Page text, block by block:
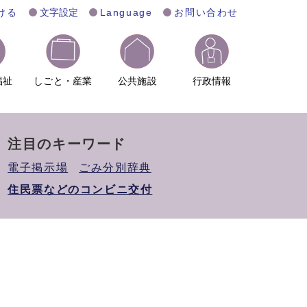
る 文字設定 Language お問い合わせ
祉 しごと・産業 公共施設 行政情報
注目のキーワード
電子掲示場
ごみ分別辞典
住民票などのコンビニ交付